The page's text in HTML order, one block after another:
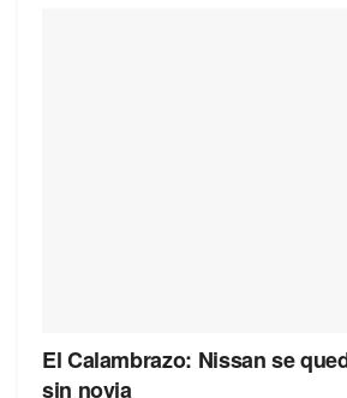
El Calambrazo: Nissan se
sin novia